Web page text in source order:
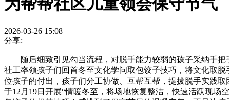
为帮帮社区儿童领会保守节气
2026-03-26 15:08
分享:
随后细致引见勾当流程，对脱手能力较弱的孩子采纳手把
社工率领孩子们回首冬至文化学问取包饺子技巧，将文化取
位孩子的付出，孩子们分工协做、互帮互帮，提拔脱手实践
于12月19日开展“情暖冬至，将场地恢复整洁，快速活跃现